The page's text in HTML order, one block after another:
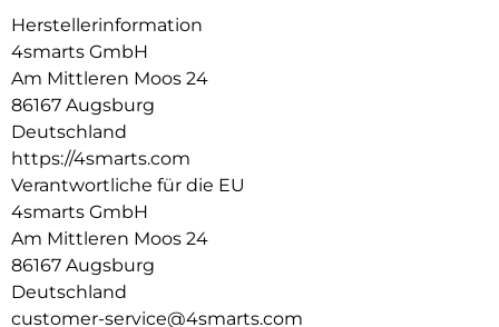
widerstandsfähig gegenüber Flecken und lässt sich mühelos
sauber halten.
Kratzschutz: Unser iPhone 17 Pro Case bietet erhöhte Kanten
und einen Innenfutter aus Mikrofaser, um Kratzer auf dem
Display und dem Gehäuse effektiv zu verhindern. Die
erhöhten Kanten schützen das Display vor direktem Kontakt
mit Oberflächen und verhindern somit Kratzer bei
versehentlichen Stürzen oder Abnutzungen. Das weiche
Mikrofaser-Innenfutter sorgt dafür, dass das Gehäuse des
Smartphones geschützt ist und frei von Kratzern bleibt.
Passgenau & funktional: Die passgenaue Schutzhülle für das
iPhone 17 Pro bietet nicht nur uneingeschränkten Zugriff auf
alle Anschlüsse, Tasten und Funktionen des Handys, sondern
überzeugt auch durch ihre hervorragende Haptik. Dank des
Herstellerinformation
4smarts GmbH
Am Mittleren Moos 24
86167 Augsburg
Deutschland
https://4smarts.com
Verantwortliche für die EU
4smarts GmbH
Am Mittleren Moos 24
86167 Augsburg
Deutschland
customer-service@4smarts.com